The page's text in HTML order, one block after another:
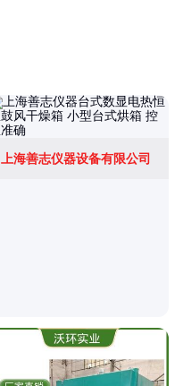
上海善志仪器设备有限公司